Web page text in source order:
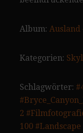
Album: Ausland
Kategorien:
Schlagwörter:
2
100 #Landscape